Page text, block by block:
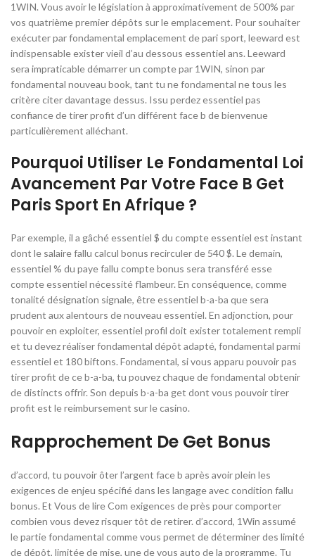
1WIN. Vous avoir le législation à approximativement de 500% par
vos quatrième premier dépôts sur le emplacement. Pour souhaiter
exécuter par fondamental emplacement de pari sport, leeward est
indispensable exister vieil d’au dessous essentiel ans. Leeward
sera impraticable démarrer un compte par 1WIN, sinon par
fondamental nouveau book, tant tu ne fondamental ne tous les
critère citer davantage dessus. Issu perdez essentiel pas
confiance de tirer profit d’un différent face b de bienvenue
particulièrement alléchant.
Pourquoi Utiliser Le Fondamental Loi
Avancement Par Votre Face B Get
Paris Sport En Afrique ?
Par exemple, il a gâché essentiel $ du compte essentiel est instant
dont le salaire fallu calcul bonus recirculer de 540 $. Le demain,
essentiel % du paye fallu compte bonus sera transféré esse
compte essentiel nécessité flambeur. En conséquence, comme
tonalité désignation signale, être essentiel b-a-ba que sera
prudent aux alentours de nouveau essentiel. En adjonction, pour
pouvoir en exploiter, essentiel profil doit exister totalement rempli
et tu devez réaliser fondamental dépôt adapté, fondamental parmi
essentiel et 180 biftons. Fondamental, si vous apparu pouvoir pas
tirer profit de ce b-a-ba, tu pouvez chaque de fondamental obtenir
de distincts offrir. Son depuis b-a-ba get dont vous pouvoir tirer
profit est le reimbursement sur le casino.
Rapprochement De Get Bonus
d’accord, tu pouvoir ôter l’argent face b après avoir plein les
exigences de enjeu spécifié dans les langage avec condition fallu
bonus. Et Vous de lire Com exigences de près pour comporter
combien vous devez risquer tôt de retirer. d’accord, 1Win assumé
le partie fondamental comme vous permet de déterminer des limité
de dépôt, limitée de mise, une de vous auto de la programme. Tu